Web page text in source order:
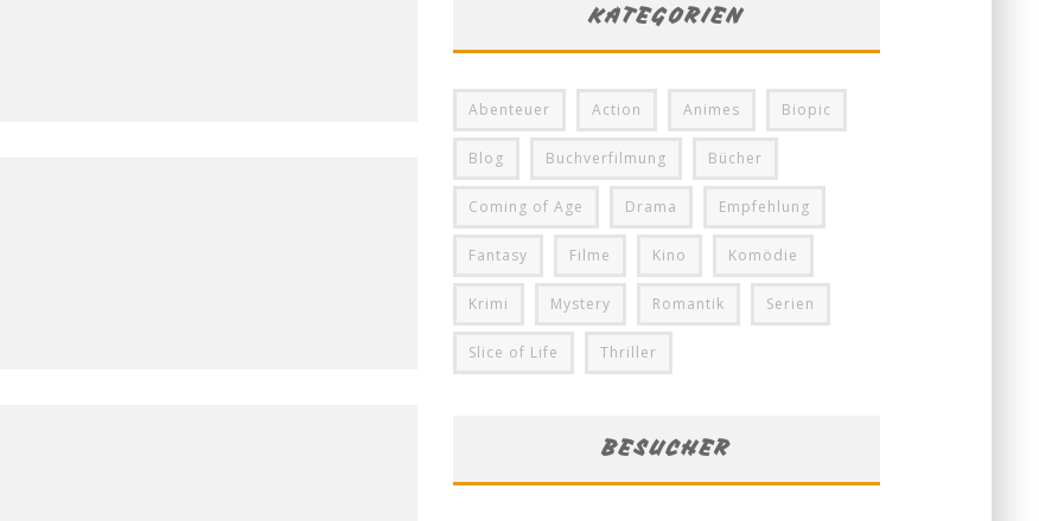
KATEGORIEN
Abenteuer Action Animes Biopic
Blog Buchverfilmung Bücher
Coming of Age Drama Empfehlung
Fantasy Filme Kino Komödie
Krimi Mystery Romantik Serien
Slice of Life Thriller
BESUCHER